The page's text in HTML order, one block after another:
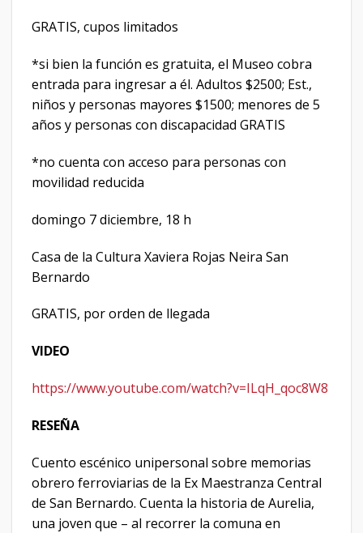
GRATIS, cupos limitados
*si bien la función es gratuita, el Museo cobra
entrada para ingresar a él. Adultos $2500; Est.,
niños y personas mayores $1500; menores de 5
años y personas con discapacidad GRATIS
*no cuenta con acceso para personas con
movilidad reducida
domingo 7 diciembre, 18 h
Casa de la Cultura Xaviera Rojas Neira San
Bernardo
GRATIS, por orden de llegada
VIDEO
https://www.youtube.com/watch?v=ILqH_qoc8W8
RESEÑA
Cuento escénico unipersonal sobre memorias
obrero ferroviarias de la Ex Maestranza Central
de San Bernardo. Cuenta la historia de Aurelia,
una joven que – al recorrer la comuna en